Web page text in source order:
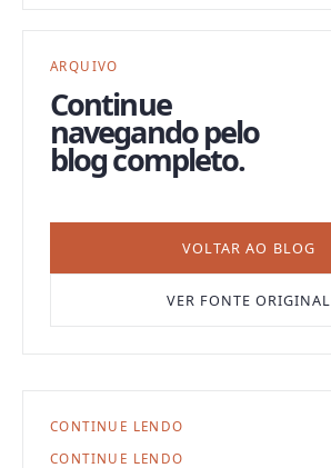
ARQUIVO
Continue
navegando pelo
blog completo.
VOLTAR AO BLOG
VER FONTE ORIGINAL
CONTINUE LENDO
CONTINUE LENDO